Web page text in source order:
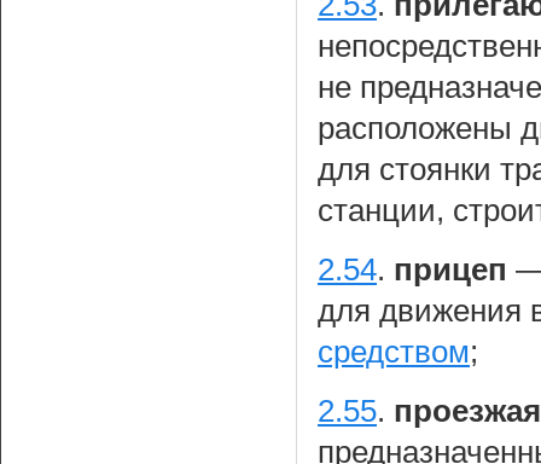
не
расположены
для стоянки
станции,
2.54. прицеп
для движения
средством;
2.55.